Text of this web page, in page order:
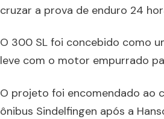
cruzar a prova de enduro 24
O 300 SL foi concebido como
leve com o motor empurrado
O projeto foi encomendado ao
ônibus Sindelfingen após a